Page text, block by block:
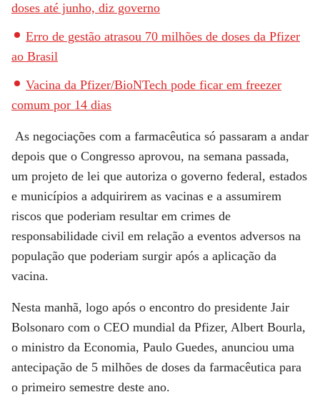
doses até junho, diz governo
Erro de gestão atrasou 70 milhões de doses da Pfizer
ao Brasil
Vacina da Pfizer/BioNTech pode ficar em freezer
comum por 14 dias
As negociações com a farmacêutica só passaram a andar
depois que o Congresso aprovou, na semana passada,
um projeto de lei que autoriza o governo federal, estados
e municípios a adquirirem as vacinas e a assumirem
riscos que poderiam resultar em crimes de
responsabilidade civil em relação a eventos adversos na
população que poderiam surgir após a aplicação da
vacina.
Nesta manhã, logo após o encontro do presidente Jair
Bolsonaro com o CEO mundial da Pfizer, Albert Bourla,
o ministro da Economia, Paulo Guedes, anunciou uma
antecipação de 5 milhões de doses da farmacêutica para
o primeiro semestre deste ano.